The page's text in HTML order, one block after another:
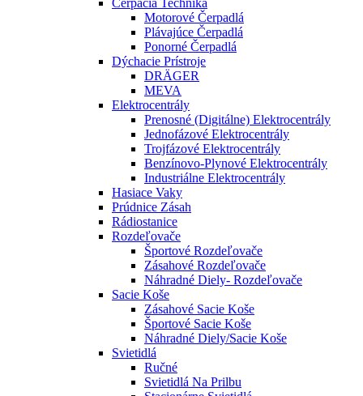
Čerpacia Technika
Motorové Čerpadlá
Plávajúce Čerpadlá
Ponorné Čerpadlá
Dýchacie Prístroje
DRÄGER
MEVA
Elektrocentrály
Prenosné (digitálne) Elektrocentrály
Jednofázové Elektrocentrály
Trojfázové Elektrocentrály
Benzínovo-Plynové Elektrocentrály
Industriálne Elektrocentrály
Hasiace Vaky
Prúdnice Zásah
Rádiostanice
Rozdeľovače
Športové Rozdeľovače
Zásahové Rozdeľovače
Náhradné Diely- Rozdeľovače
Sacie Koše
Zásahové Sacie Koše
Športové Sacie Koše
Náhradné Diely/sacie Koše
Svietidlá
Ručné
Svietidlá Na Prilbu